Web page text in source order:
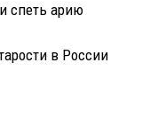
спеть арию
в России